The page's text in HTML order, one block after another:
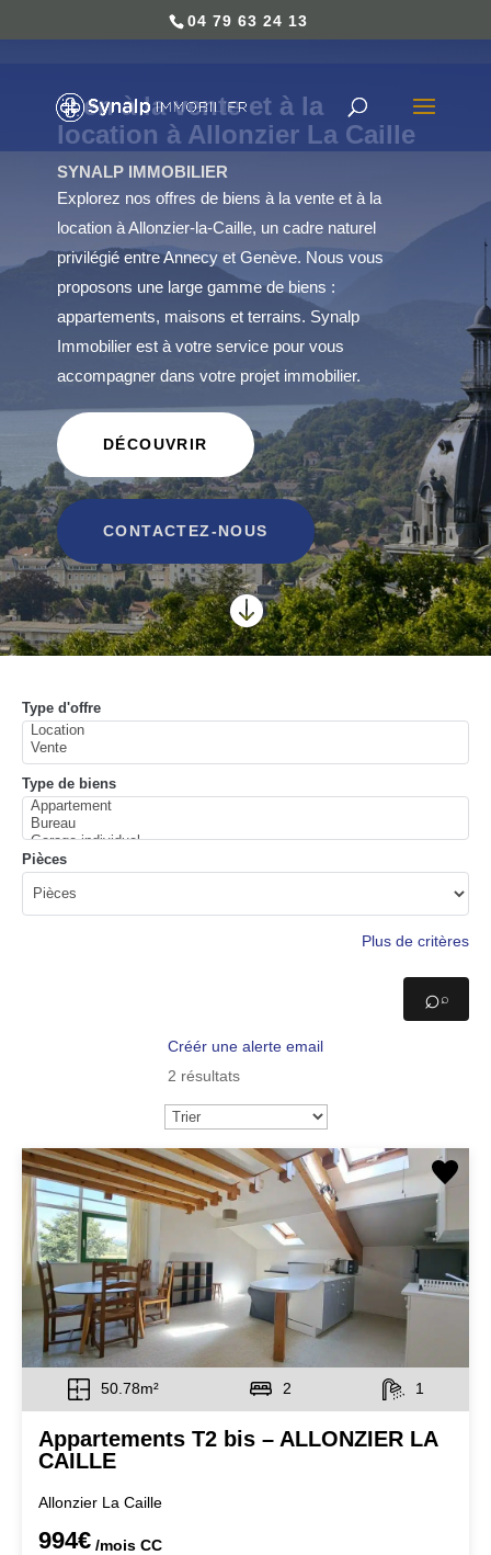
04 79 63 24 13
Bien à la vente et à la
location à Allonzier La Caille
SYNALP IMMOBILIER
Explorez nos offres de biens à la vente et à la
location à Allonzier-la-Caille, un cadre naturel
privilégié entre Annecy et Genève. Nous vous
proposons une large gamme de biens :
appartements, maisons et terrains. Synalp
Immobilier est à votre service pour vous
accompagner dans votre projet immobilier.
DÉCOUVRIR
CONTACTEZ-NOUS

Type d'offre
Type de biens
Pièces
Plus de critères
⌕
Créér une alerte email
2 résultats
50.78m² 2 1
Appartements T2 bis – ALLONZIER LA
CAILLE
Allonzier La Caille
994€ /mois CC
04 79 63 24 13